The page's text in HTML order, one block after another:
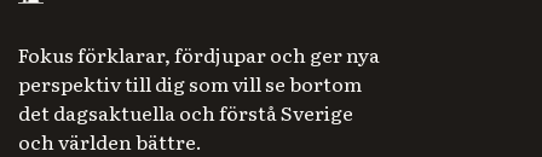
Fokus förklarar, fördjupar och ger nya
perspektiv till dig som vill se bortom
det dagsaktuella och förstå Sverige
och världen bättre.